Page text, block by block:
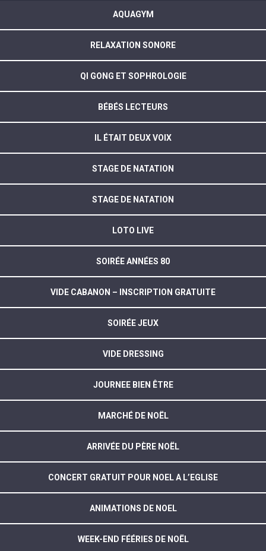
AQUAGYM
RELAXATION SONORE
QI GONG ET SOPHROLOGIE
BÉBÉS LECTEURS
IL ÉTAIT DEUX VOIX
STAGE DE NATATION
STAGE DE NATATION
LOTO LIVE
SOIRÉE ANNÉES 80
VIDE CABANON – INSCRIPTION GRATUITE
SOIRÉE JEUX
VIDE DRESSING
JOURNEE BIEN ÊTRE
MARCHÉ DE NOËL
ARRIVÉE DU PÈRE NOËL
CONCERT GRATUIT POUR NOEL A L’EGLISE
ANIMATIONS DE NOEL
WEEK-END FÉÉRIES DE NOËL